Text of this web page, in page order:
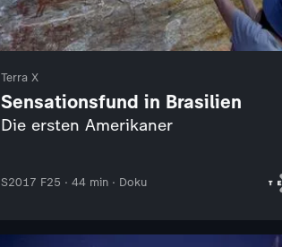
Terra X
Sensationsfund in Brasilien
Die ersten Amerikaner
S2017 F25 · 44 min · Doku